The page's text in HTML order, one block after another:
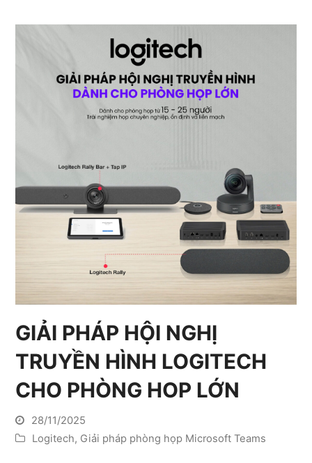
GIẢI PHÁP HỘI NGHỊ
TRUYỀN HÌNH LOGITECH
CHO PHÒNG HOP LỚN
28/11/2025
Logitech, Giải pháp phòng họp Microsoft Teams